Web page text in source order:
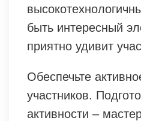
быть интересный
приятно удивит
Обеспечьте
участников.
активности –